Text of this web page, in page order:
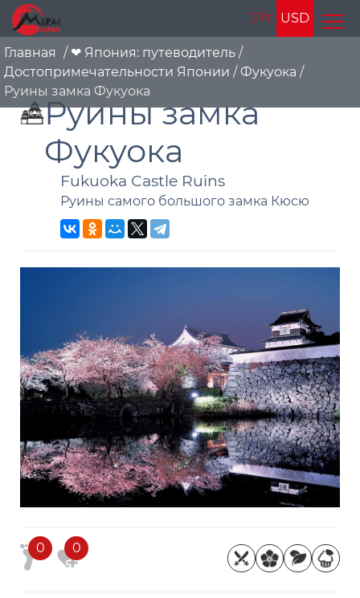
JPY USD
Главная / ❤ Япония: путеводитель /
Достопримечательности Японии / Фукуока /
Руины замка Фукуока
Руины замка
Фукуока
Fukuoka Castle Ruins
Руины самого большого замка Кюсю
0 0